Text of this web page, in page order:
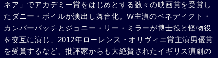
ネア」でアカデミー賞をはじめとする数々の映画賞を受賞し
たダニー・ボイルが演出し舞台化。W主演のベネディクト・
カンバーバッチとジョニー・リー・ミラーが博士役と怪物役
を交互に演じ、2012年ローレンス・オリヴィエ賞主演男優賞
を受賞するなど、批評家からも大絶賛されたイギリス演劇の